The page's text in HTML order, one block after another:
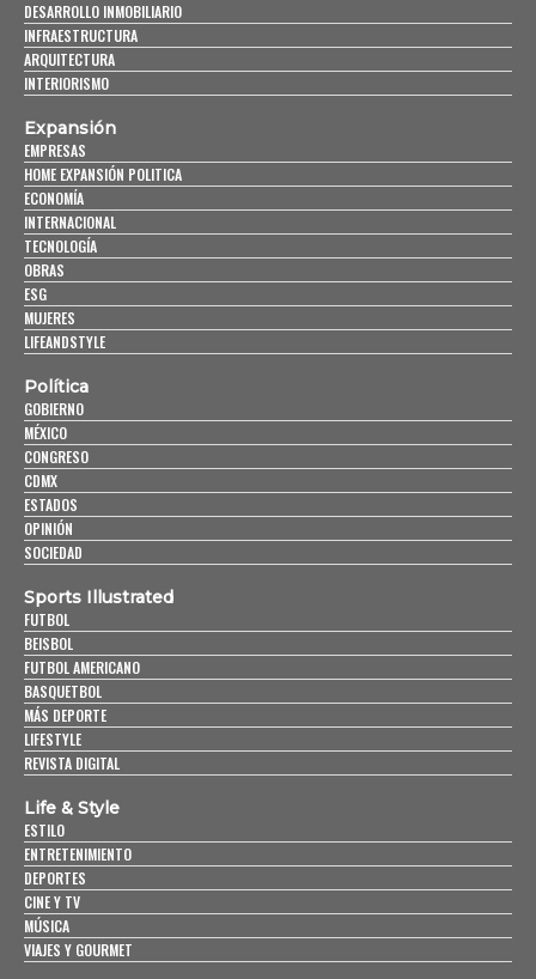
DESARROLLO INMOBILIARIO
INFRAESTRUCTURA
ARQUITECTURA
INTERIORISMO
Expansión
EMPRESAS
HOME EXPANSIÓN POLITICA
ECONOMÍA
INTERNACIONAL
TECNOLOGÍA
OBRAS
ESG
MUJERES
LIFEANDSTYLE
Política
GOBIERNO
MÉXICO
CONGRESO
CDMX
ESTADOS
OPINIÓN
SOCIEDAD
Sports Illustrated
FUTBOL
BEISBOL
FUTBOL AMERICANO
BASQUETBOL
MÁS DEPORTE
LIFESTYLE
REVISTA DIGITAL
Life & Style
ESTILO
ENTRETENIMIENTO
DEPORTES
CINE Y TV
MÚSICA
VIAJES Y GOURMET